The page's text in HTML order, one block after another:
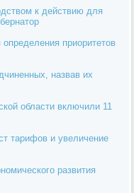
к действию для
приоритетов
назвав их
области включили 11
тарифов и увеличение
развития